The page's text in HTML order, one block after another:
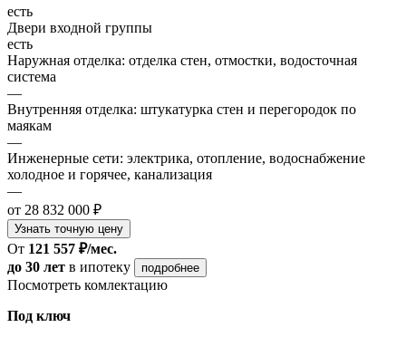
есть
Двери входной группы
есть
Наружная отделка: отделка стен, отмостки, водосточная
система
—
Внутренняя отделка: штукатурка стен и перегородок по
маякам
—
Инженерные сети: электрика, отопление, водоснабжение
холодное и горячее, канализация
—
от 28 832 000 ₽
Узнать точную цену
От 121 557 ₽/мес.
до 30 лет в ипотеку подробнее
Посмотреть комлектацию
Под ключ